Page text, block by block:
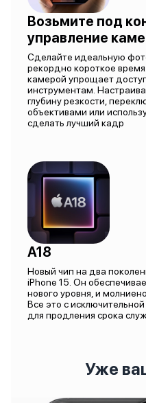
Возьмите под
управление
Сделайте идеальную
рекордно короткое
камерой упрощает
инструментам.
глубину резкости,
объективами или
сделать лучший кадр
A18
Новый чип на два
iPhone 15. Он
нового уровня, и
Все это с
для продления срока
Уже